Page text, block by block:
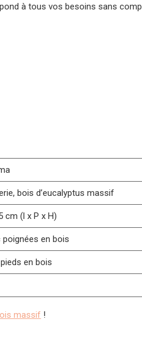
à tous vos besoins sans
bois d’eucalyptus massif
cm (l x P x H)
en bois
en bois
massif !